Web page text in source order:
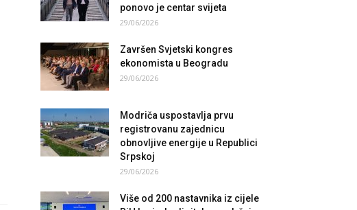
ponovo je centar svijeta
29/06/2026
Završen Svjetski kongres
ekonomista u Beogradu
29/06/2026
Modriča uspostavlja prvu
registrovanu zajednicu
obnovljive energije u Republici
Srpskoj
29/06/2026
Više od 200 nastavnika iz cijele